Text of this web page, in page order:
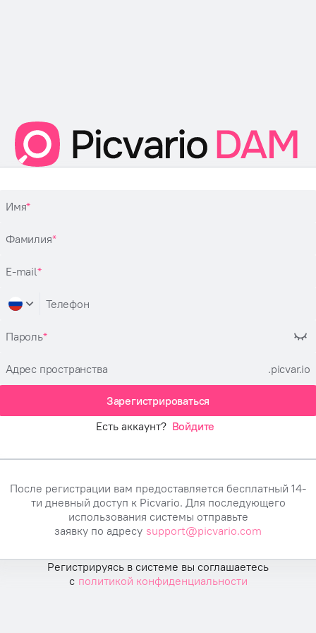
Имя
Фамилия
E-mail
Телефон
Пароль
Адрес пространства .picvar.io
Зарегистрироваться
Есть аккаунт? Войдите
После регистрации вам предоставляется бесплатный 14-
ти дневный доступ к Picvario. Для последующего
использования системы отправьте
заявку по адресу support@picvario.com
Регистрируясь в системе вы соглашаетесь
с политикой конфиденциальности